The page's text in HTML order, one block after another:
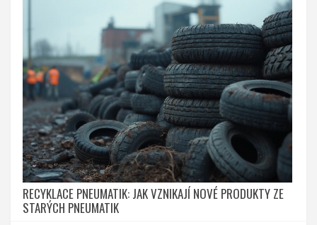
RECYKLACE PNEUMATIK: JAK VZNIKAJÍ NOVÉ PRODUKTY ZE
STARÝCH PNEUMATIK